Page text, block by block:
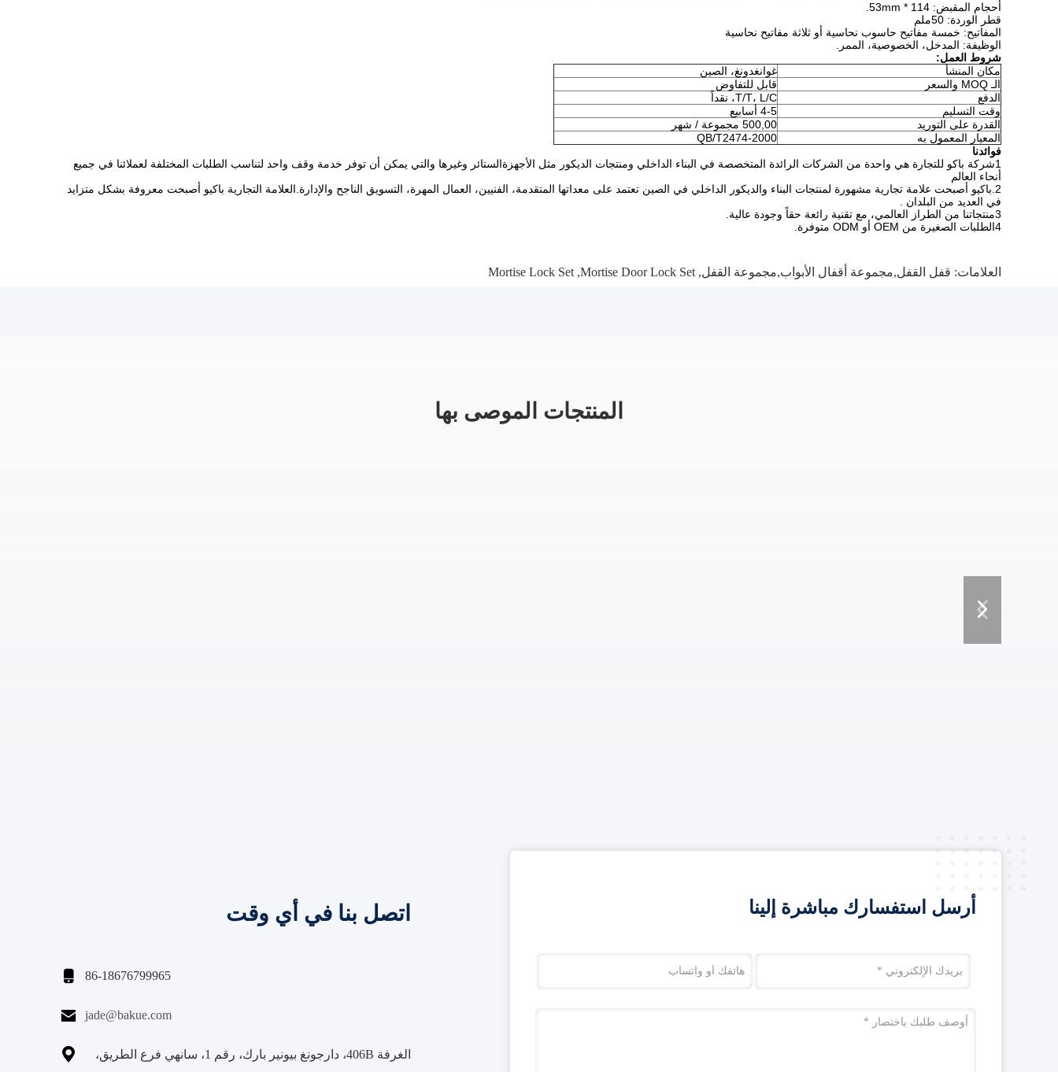
أحجام المقبض: 114 * 53mm.
قطر الوردة: 50ملم
المفاتيح: خمسة مفاتيح حاسوب نحاسية أو ثلاثة مفاتيح نحاسية
الوظيفة: المدخل، الخصوصية، الممر.
شروط العمل:
مكان المنشأ
غوانغدونغ، الصين
الـ MOQ والسعر
قابل للتفاوض
الدفع
T/T، L/C، نقداً
وقت التسليم
4-5 أسابيع
القدرة على التوريد
500,00 مجموعة / شهر
المعيار المعمول به
QB/T2474-2000
فوائدنا
1شركة باكو للتجارة هي واحدة من الشركات الرائدة المتخصصة في البناء الداخلي ومنتجات الديكور مثل الأجهزةالستائر وغيرها والتي يمكن أن توفر خدمة وقف واحد لتناسب الطلبات المختلفة لعملائنا في جميع
أنحاء العالم
2.باكيو أصبحت علامة تجارية مشهورة لمنتجات البناء والديكور الداخلي في الصين تعتمد على معداتها المتقدمة، الفنيين، العمال المهرة، التسويق الناجح والإدارة.العلامة التجارية باكيو أصبحت معروفة بشكل متزايد
في العديد من البلدان .
3منتجاتنا من الطراز العالمي، مع تقنية رائعة حقاً وجودة عالية.
4الطلبات الصغيرة من OEM أو ODM متوفرة.
العلامات: قفل القفل,مجموعة أقفال الأبواب,مجموعة القفل,
Mortise Door Lock Set
,
Mortise Lock Set
المنتجات الموصى بها
اتصل بنا في أي وقت
 86-18676799965
 jade@bakue.com

الغرفة 406B، دارجونغ بيونير بارك، رقم 1، سانهي فرع الطريق،
أرسل استفسارك مباشرة إلينا